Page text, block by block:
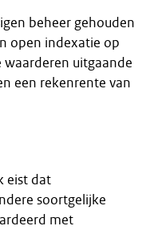
beheer gehouden
open indexatie op
uitgaande
een rekenrente van
eist dat
soortgelijke
met